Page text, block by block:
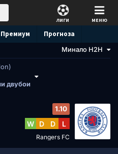
ЛИГИ МЕНЮ
Премиум Прогноза
Минало H2H
двубои
1.10
W D D L
Rangers FC